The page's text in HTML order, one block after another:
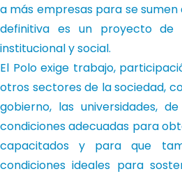
a más empresas para se
definitiva es un proyecto de
institucional y social.
El Polo exige trabajo,
otros sectores de la sociedad,
gobierno, las universidades,
condiciones adecuadas para
capacitados y para que
condiciones ideales para